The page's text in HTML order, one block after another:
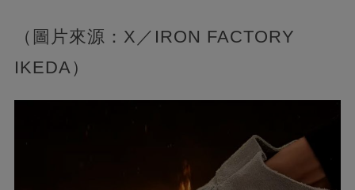
（圖片來源：X／IRON FACTORY
IKEDA）